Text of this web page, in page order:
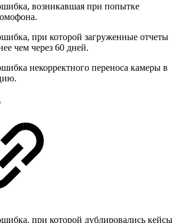
возникавшая при попытке
при которой загруженные отчеты
чем через 60 дней.
некорректного переноса камеры в
при которой дублировались кейсы